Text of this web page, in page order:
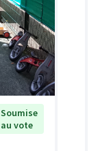
Soumise
au vote